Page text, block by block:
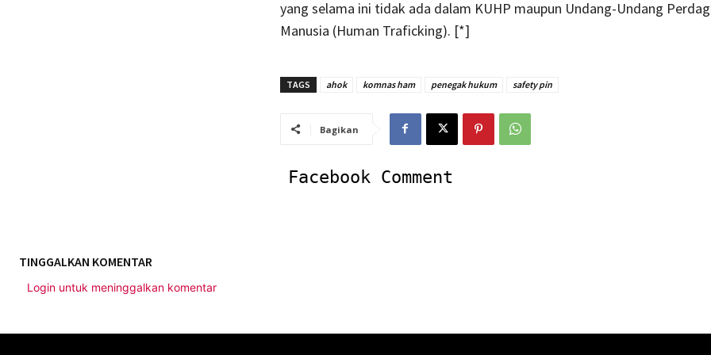
yang selama ini tidak ada dalam KUHP maupun Undang-Undang
Manusia (Human Traficking). [*]
TAGS ahok komnas ham penegak hukum safety pin
Bagikan
Facebook Comment
TINGGALKAN KOMENTAR
Login untuk meninggalkan komentar